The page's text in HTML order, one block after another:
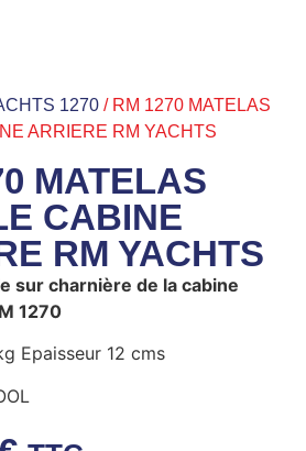
1270 / RM 1270 MATELAS
ARRIERE RM YACHTS
MATELAS
CABINE
RM YACHTS
sur charnière de la cabine
1270
Epaisseur 12 cms